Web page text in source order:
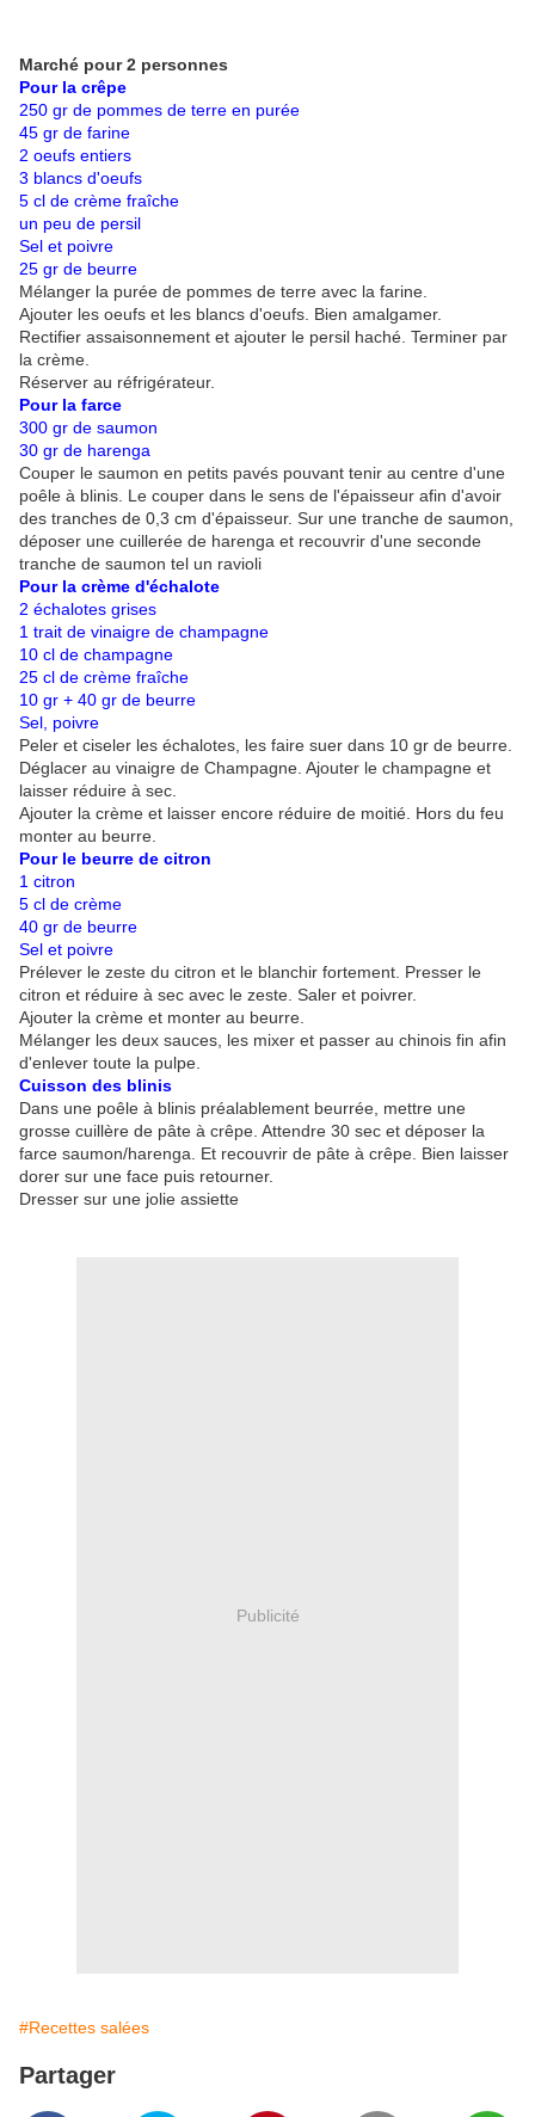
Marché pour 2 personnes
Pour la crêpe
250 gr de pommes de terre en purée
45 gr de farine
2 oeufs entiers
3 blancs d'oeufs
5 cl de crème fraîche
un peu de persil
Sel et poivre
25 gr de beurre
Mélanger la purée de pommes de terre avec la farine.
Ajouter les oeufs et les blancs d'oeufs. Bien amalgamer.
Rectifier assaisonnement et ajouter le persil haché. Terminer par
la crème.
Réserver au réfrigérateur.
Pour la farce
300 gr de saumon
30 gr de harenga
Couper le saumon en petits pavés pouvant tenir au centre d'une
poêle à blinis. Le couper dans le sens de l'épaisseur afin d'avoir
des tranches de 0,3 cm d'épaisseur. Sur une tranche de saumon,
déposer une cuillerée de harenga et recouvrir d'une seconde
tranche de saumon tel un ravioli
Pour la crème d'échalote
2 échalotes grises
1 trait de vinaigre de champagne
10 cl de champagne
25 cl de crème fraîche
10 gr + 40 gr de beurre
Sel, poivre
Peler et ciseler les échalotes, les faire suer dans 10 gr de beurre.
Déglacer au vinaigre de Champagne. Ajouter le champagne et
laisser réduire à sec.
Ajouter la crème et laisser encore réduire de moitié. Hors du feu
monter au beurre.
Pour le beurre de citron
1 citron
5 cl de crème
40 gr de beurre
Sel et poivre
Prélever le zeste du citron et le blanchir fortement. Presser le
citron et réduire à sec avec le zeste. Saler et poivrer.
Ajouter la crème et monter au beurre.
Mélanger les deux sauces, les mixer et passer au chinois fin afin
d'enlever toute la pulpe.
Cuisson des blinis
Dans une poêle à blinis préalablement beurrée, mettre une
grosse cuillère de pâte à crêpe. Attendre 30 sec et déposer la
farce saumon/harenga. Et recouvrir de pâte à crêpe. Bien laisser
dorer sur une face puis retourner.
Dresser sur une jolie assiette
Publicité
#Recettes salées
Partager